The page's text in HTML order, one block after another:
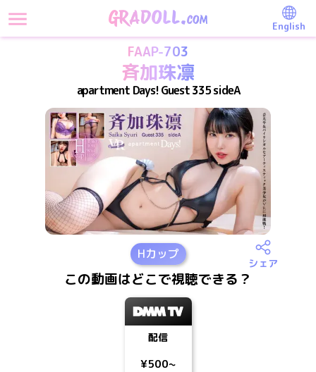
English
FAAP-703
斉加珠凛
apartment Days! Guest 335 sideA
Hカップ
シェア
この動画はどこで視聴できる？
配信
¥500~